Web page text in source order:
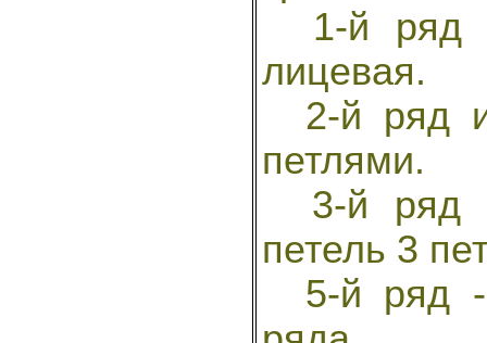
1-й ряд -
лицевая.
2-й ряд и
петлями.
3-й ряд -
петель 3
5-й ряд -